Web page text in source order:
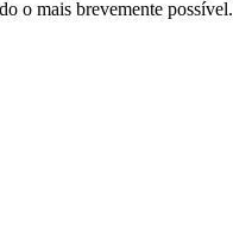
o mais brevemente possível.